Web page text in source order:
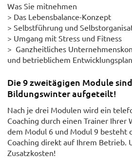
Was Sie mitnehmen
> Das Lebensbalance-Konzept
> Selbstführung und
> Umgang mit Stress und Fitness
> Ganzheitliches
und betrieblichem Entwicklungsplan
Die 9 zweitägigen Module
Bildungswinter aufgeteilt!
Nach je drei Modulen wird ein
Coaching durch einen Trainer Ihrer
dem Modul 6 und Modul 9 besteht
Coaching direkt auf Ihrem Betrieb.
Zusatzkosten!